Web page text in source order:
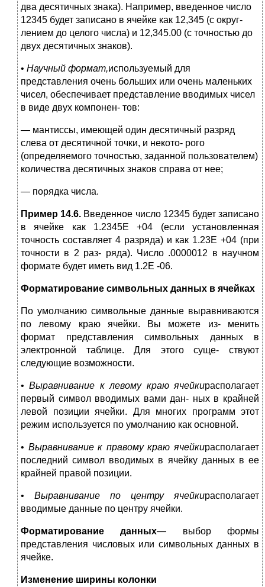
два десятичных знака). Например, введенное число
12345 будет записано в ячейке как 12,345 (с округ-
лением до целого числа) и 12,345.00 (с точностью до
двух десятичных знаков).
• Научный формат,используемый для
представления очень больших или очень маленьких
чисел, обеспечивает представление вводимых чисел
в виде двух компонен- тов:
— мантиссы, имеющей один десятичный разряд
слева от десятичной точки, и некото- рого
(определяемого точностью, заданной пользователем)
количества десятичных знаков справа от нее;
— порядка числа.
Пример 14.6. Введенное число 12345 будет записано
в ячейке как 1.2345Е +04 (если установленная
точность составляет 4 разряда) и как 1.23Е +04 (при
точности в 2 раз- ряда). Число .0000012 в научном
формате будет иметь вид 1.2Е -06.
Форматирование символьных данных в ячейках
По умолчанию символьные данные выравниваются
по левому краю ячейки. Вы можете из- менить
формат представления символьных данных в
электронной таблице. Для этого суще- ствуют
следующие возможности.
•Выравнивание к левому краю ячейкирасполагает
первый символ вводимых вами дан- ных в крайней
левой позиции ячейки. Для многих программ этот
режим используется по умолчанию как основной.
• Выравнивание к правому краю ячейкирасполагает
последний символ вводимых в ячейку данных в ее
крайней правой позиции.
• Выравнивание по центру ячейкирасполагает
вводимые данные по центру ячейки.
Форматирование данных— выбор формы
представления числовых или символьных данных в
ячейке.
Изменение ширины колонки